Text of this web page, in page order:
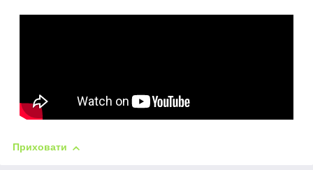
Приховати